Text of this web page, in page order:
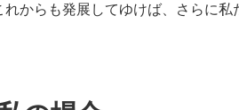
からも発展してゆけば、さらに私